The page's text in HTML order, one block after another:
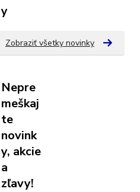
y
Zobraziť všetky novinky
Nepre
meškaj
te
novink
y, akcie
a
zľavy!